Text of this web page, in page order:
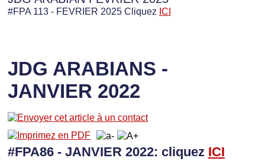
#FPA 113 - FEVRIER 2025 Cliquez ICI
JDG ARABIANS -
JANVIER 2022
#FPA86 - JANVIER 2022: cliquez ICI